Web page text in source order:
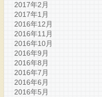
2017年2月
2017年1月
2016年12月
2016年11月
2016年10月
2016年9月
2016年8月
2016年7月
2016年6月
2016年5月